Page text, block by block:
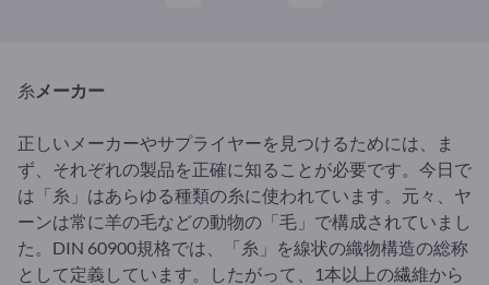
糸 メーカー
正しいメーカーやサプライヤーを見つけるためには、ま
ず、それぞれの製品を正確に知ることが必要です。今日で
は「糸」はあらゆる種類の糸に使われています。元々、ヤ
ーンは常に羊の毛などの動物の「毛」で構成されていまし
た。DIN 60900規格では、「糸」を線状の織物構造の総称
として定義しています。したがって、1本以上の繊維から